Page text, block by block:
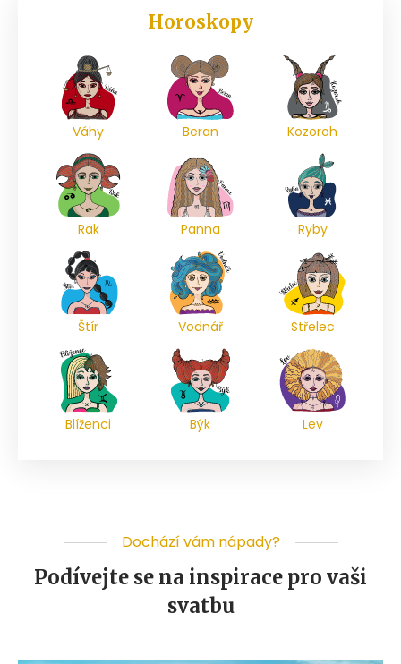
Horoskopy
Váhy Beran Kozoroh
Rak Panna Ryby
Štír Vodnář Střelec
Blíženci Býk Lev
Dochází vám nápady?
Podívejte se na inspirace pro vaši
svatbu